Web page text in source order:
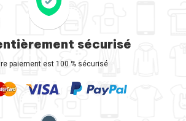
sécurisé
paiement est 100 % sécurisé